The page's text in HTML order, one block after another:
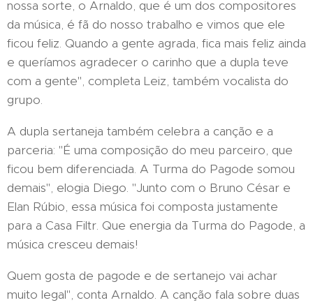
nossa sorte, o Arnaldo, que é um dos compositores
da música, é fã do nosso trabalho e vimos que ele
ficou feliz. Quando a gente agrada, fica mais feliz ainda
e queríamos agradecer o carinho que a dupla teve
com a gente", completa Leiz, também vocalista do
grupo.
A dupla sertaneja também celebra a canção e a
parceria: "É uma composição do meu parceiro, que
ficou bem diferenciada. A Turma do Pagode somou
demais", elogia Diego. "Junto com o Bruno César e
Elan Rúbio, essa música foi composta justamente
para a Casa Filtr. Que energia da Turma do Pagode, a
música cresceu demais!
Quem gosta de pagode e de sertanejo vai achar
muito legal", conta Arnaldo. A canção fala sobre duas